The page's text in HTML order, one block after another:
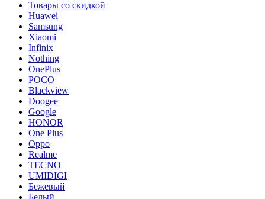
Товары со скидкой
Huawei
Samsung
Xiaomi
Infinix
Nothing
OnePlus
POCO
Blackview
Doogee
Google
HONOR
One Plus
Oppo
Realme
TECNO
UMIDIGI
Бежевый
Белый